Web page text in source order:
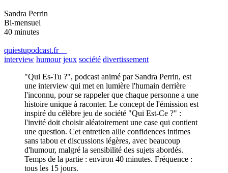
Sandra Perrin
Bi-mensuel
40 minutes
quiestupodcast.fr
interview humour jeux société divertissement
"Qui Es-Tu ?", podcast animé par Sandra Perrin, est
une interview qui met en lumière l'humain derrière
l'inconnu, pour se rappeler que chaque personne a une
histoire unique à raconter. Le concept de l'émission est
inspiré du célèbre jeu de société "Qui Est-Ce ?" :
l'invité doit choisir aléatoirement une case qui contient
une question. Cet entretien allie confidences intimes
sans tabou et discussions légères, avec beaucoup
d'humour, malgré la sensibilité des sujets abordés.
Temps de la partie : environ 40 minutes. Fréquence :
tous les 15 jours.